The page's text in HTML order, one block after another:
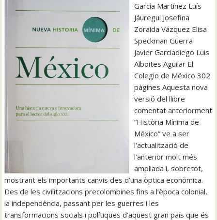
García Martínez Luís
Jáuregui Josefina
Zoraida Vázquez Elisa
Speckman Guerra
Javier Garciadiego Luis
Alboites Aguilar El
Colegio de México 302
pàgines Aquesta nova
versió del llibre
comentat anteriorment
“Història Mínima de
México” ve a ser
l’actualització de
l’anterior molt més
ampliada i, sobretot,
mostrant els importants canvis des d’una òptica econòmica.
Des de les civilitzacions precolombines fins a l’època colonial,
la independència, passant per les guerres i les
transformacions socials i polítiques d’aquest gran país que és